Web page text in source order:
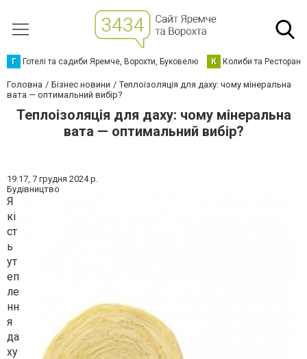
Г Готелі та садиби Яремче, Ворохти, Буковелю К Колиби та Ресторани
Головна Бізнес новини
Теплоізоляція для даху: чому мінеральна
вата — оптимальний вибір?
Теплоізоляція для даху: чому мінеральна
вата — оптимальний вибір?
19:17, 7 грудня 2024 р.
Будівництво
Я
кі
ст
ь
ут
еп
ле
нн
я
да
ху